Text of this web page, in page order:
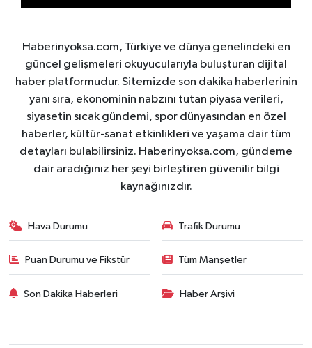
Haberinyoksa.com, Türkiye ve dünya genelindeki en
güncel gelişmeleri okuyucularıyla buluşturan dijital
haber platformudur. Sitemizde son dakika haberlerinin
yanı sıra, ekonominin nabzını tutan piyasa verileri,
siyasetin sıcak gündemi, spor dünyasından en özel
haberler, kültür-sanat etkinlikleri ve yaşama dair tüm
detayları bulabilirsiniz. Haberinyoksa.com, gündeme
dair aradığınız her şeyi birleştiren güvenilir bilgi
kaynağınızdır.
Hava Durumu Trafik Durumu
Puan Durumu ve Fikstür Tüm Manşetler
Son Dakika Haberleri Haber Arşivi